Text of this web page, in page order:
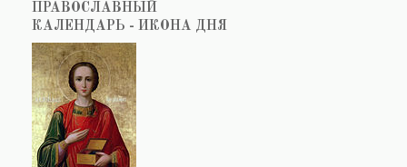
ПРАВОСЛАВНЫЙ
КАЛЕНДАРЬ - ИКОНА ДНЯ